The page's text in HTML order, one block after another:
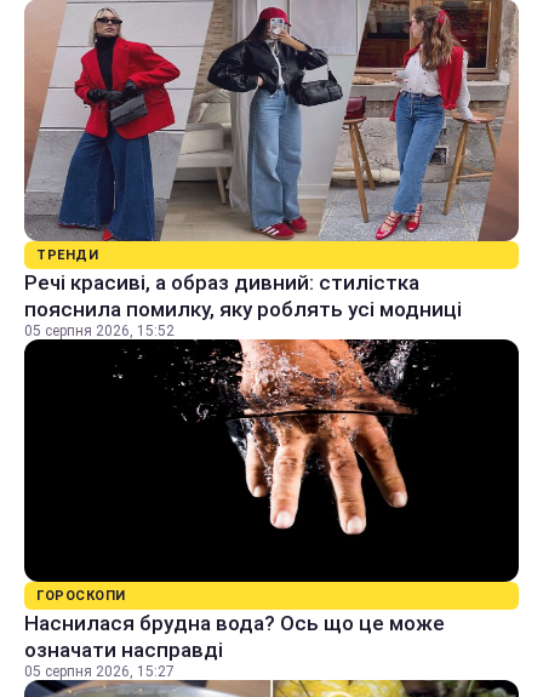
ТРЕНДИ
Речі красиві, а образ дивний: стилістка
пояснила помилку, яку роблять усі модниці
05 серпня 2026, 15:52
ГОРОСКОПИ
Наснилася брудна вода? Ось що це може
означати насправді
05 серпня 2026, 15:27